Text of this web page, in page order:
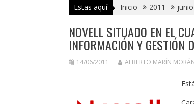
Estas aquí Inicio 2011 junio
NOVELL SITUADO EN EL
INFORMACIÓN Y GESTIÓN
14/06/2011 ALBERTO MARÍN